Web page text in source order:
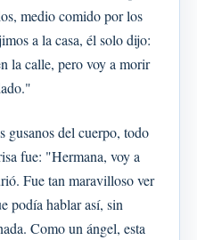
medio comido por los
a la casa, él solo dijo:
la calle, pero voy a morir
gusanos del cuerpo, todo
fue: "Hermana, voy a
Fue tan maravilloso ver
podía hablar así, sin
Como un ángel, esta